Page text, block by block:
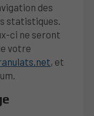
des
statistiques.
ci ne seront
votre
, et